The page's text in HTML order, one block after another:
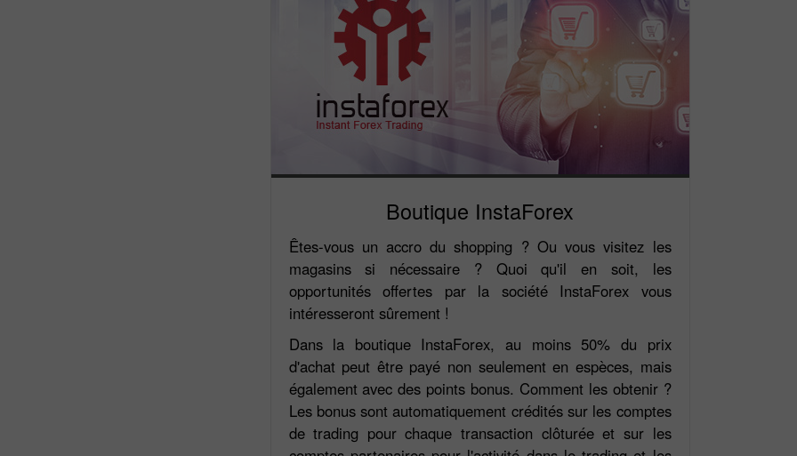
Boutique InstaForex
Êtes-vous un accro du shopping ? Ou vous visitez les
magasins si nécessaire ? Quoi qu'il en soit, les
opportunités offertes par la société InstaForex vous
intéresseront sûrement !
Dans la boutique InstaForex, au moins 50% du prix
d'achat peut être payé non seulement en espèces, mais
également avec des points bonus. Comment les obtenir ?
Les bonus sont automatiquement crédités sur les comptes
de trading pour chaque transaction clôturée et sur les